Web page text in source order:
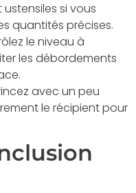
si vous
quantités précises.
le niveau à
les débordements
avec un peu
le récipient pour